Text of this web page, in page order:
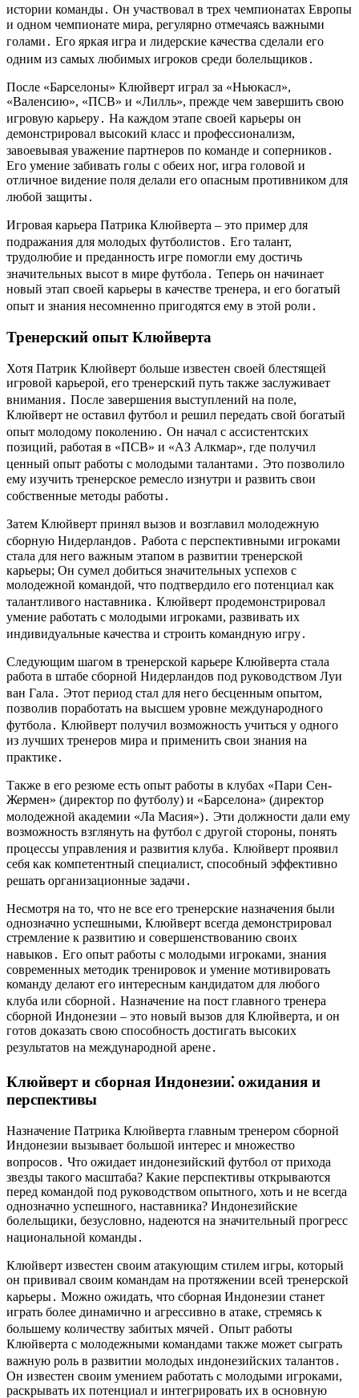
истории команды․ Он участвовал в трех чемпионатах Европы
и одном чемпионате мира, регулярно отмечаясь важными
голами․ Его яркая игра и лидерские качества сделали его
одним из самых любимых игроков среди болельщиков․
После «Барселоны» Клюйверт играл за «Ньюкасл»,
«Валенсию», «ПСВ» и «Лилль», прежде чем завершить свою
игровую карьеру․ На каждом этапе своей карьеры он
демонстрировал высокий класс и профессионализм,
завоевывая уважение партнеров по команде и соперников․
Его умение забивать голы с обеих ног, игра головой и
отличное видение поля делали его опасным противником для
любой защиты․
Игровая карьера Патрика Клюйверта – это пример для
подpажания для молодых футболистов․ Его талант,
трудолюбие и преданность игре помогли ему достичь
значительных высот в мире футбола․ Теперь он начинает
новый этап своей карьеры в качестве тренера, и его богатый
опыт и знания несомненно пригодятся ему в этой роли․
Тренерский опыт Клюйверта
Хотя Патрик Клюйверт больше известен своей блестящей
игровой карьерой, его тренерский путь также заслуживает
внимания․ После завершения выступлений на поле,
Клюйверт не оставил футбол и решил передать свой богатый
опыт молодому поколению․ Он начал с ассистентских
позиций, работая в «ПСВ» и «АЗ Алкмар», где получил
ценный опыт работы с молодыми талантами․ Это позволило
ему изучить тренерское ремесло изнутри и развить свои
собственные методы работы․
Затем Клюйверт принял вызов и возглавил молодежную
сборную Нидерландов․ Работа с перспективными игроками
стала для него важным этапом в развитии тренерской
карьеры; Он сумел добиться значительных успехов с
молодежной командой, что подтвердило его потенциал как
талантливого наставника․ Клюйверт продемонстрировал
умение работать с молодыми игроками, развивать их
индивидуальные качества и строить командную игру․
Следующим шагом в тренерской карьере Клюйверта стала
работа в штабе сборной Нидерландов под руководством Луи
ван Гала․ Этот период стал для него бесценным опытом,
позволив поработать на высшем уровне международного
футбола․ Клюйверт получил возможность учиться у одного
из лучших тренеров мира и применить свои знания на
практике․
Также в его резюме есть опыт работы в клубах «Пари Сен-
Жермен» (директор по футболу) и «Барселона» (директор
молодежной академии «Ла Масия»)․ Эти должности дали ему
возможность взглянуть на футбол с другой стороны, понять
процессы управления и развития клуба․ Клюйверт проявил
себя как компетентный специалист, способный эффективно
решать организационные задачи․
Несмотря на то, что не все его тренерские назначения были
однозначно успешными, Клюйверт всегда демонстрировал
стремление к развитию и совершенствованию своих
навыков․ Его опыт работы с молодыми игроками, знания
современных методик тренировок и умение мотивировать
команду делают его интересным кандидатом для любого
клуба или сборной․ Назначение на пост главного тренера
сборной Индонезии – это новый вызов для Клюйверта, и он
готов доказать свою способность достигать высоких
результатов на международной арене․
Клюйверт и сборная Индонезии⁚ ожидания и
перспективы
Назначение Патрика Клюйверта главным тренером сборной
Индонезии вызывает большой интерес и множество
вопросов․ Что ожидает индонезийский футбол от прихода
звезды такого масштаба? Какие перспективы открываются
перед командой под руководством опытного, хоть и не всегда
однозначно успешного, наставника? Индонезийские
болельщики, безусловно, надеются на значительный прогресс
национальной команды․
Клюйверт известен своим атакующим стилем игры, который
он прививал своим командам на протяжении всей тренерской
карьеры․ Можно ожидать, что сборная Индонезии станет
играть более динамично и агрессивно в атаке, стремясь к
большему количеству забитых мячей․ Опыт работы
Клюйверта с молодежными командами также может сыграть
важную роль в развитии молодых индонезийских талантов․
Он известен своим умением работать с молодыми игроками,
раскрывать их потенциал и интегрировать их в основную